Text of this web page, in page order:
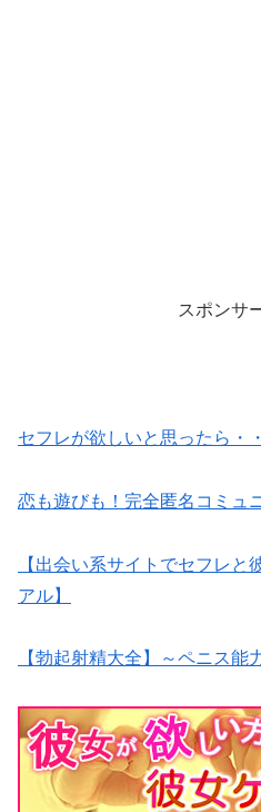
スポンサ
セフレが欲しいと思ったら・
恋も遊びも！完全匿名コミュ
【出会い系サイトでセフレと
アル】
【勃起射精大全】～ペニス能